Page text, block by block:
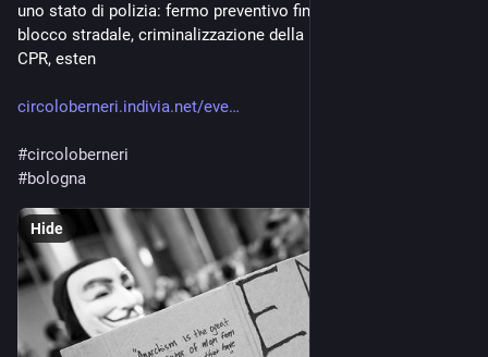
uno stato di polizia: fermo preventivo fino a 12 ore, reato di
blocco stradale, criminalizzazione della resistenza passiva nei
CPR, esten
circoloberneri.indivia.net/eve
#circoloberneri
#bologna
Hide